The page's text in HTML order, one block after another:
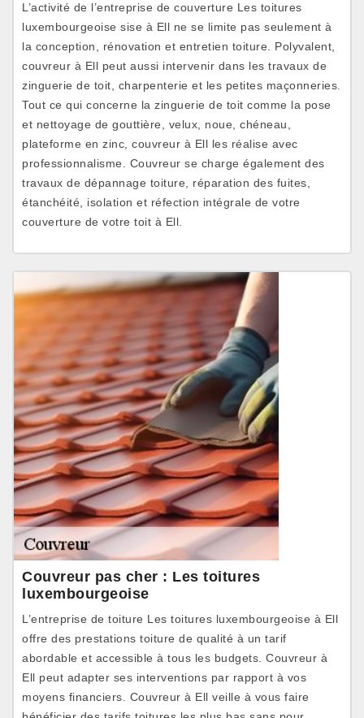
L’activité de l’entreprise de couverture Les toitures
luxembourgeoise sise à Ell ne se limite pas seulement à
la conception, rénovation et entretien toiture. Polyvalent,
couvreur à Ell peut aussi intervenir dans les travaux de
zinguerie de toit, charpenterie et les petites maçonneries.
Tout ce qui concerne la zinguerie de toit comme la pose
et nettoyage de gouttière, velux, noue, chéneau,
plateforme en zinc, couvreur à Ell les réalise avec
professionnalisme. Couvreur se charge également des
travaux de dépannage toiture, réparation des fuites,
étanchéité, isolation et réfection intégrale de votre
couverture de votre toit à Ell.
Couvreur pas cher : Les toitures
luxembourgeoise
L’entreprise de toiture Les toitures luxembourgeoise à Ell
offre des prestations toiture de qualité à un tarif
abordable et accessible à tous les budgets. Couvreur à
Ell peut adapter ses interventions par rapport à vos
moyens financiers. Couvreur à Ell veille à vous faire